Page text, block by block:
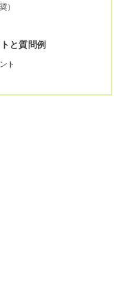
）
と質問例
ト